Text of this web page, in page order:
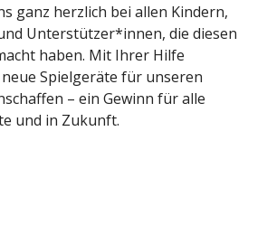
ganz herzlich bei allen Kindern,
Unterstützer*innen, die diesen
haben. Mit Ihrer Hilfe
Spielgeräte für unseren
– ein Gewinn für alle
und in Zukunft.